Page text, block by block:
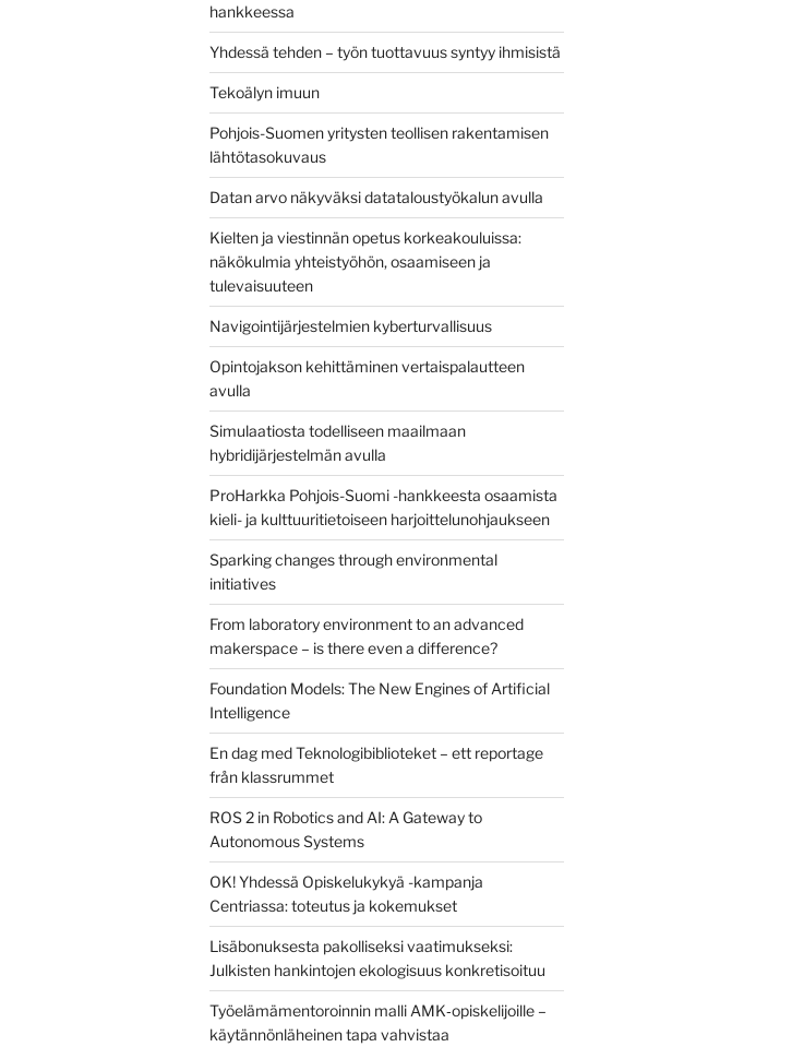
hankkeessa
Yhdessä tehden – työn tuottavuus syntyy ihmisistä
Tekoälyn imuun
Pohjois-Suomen yritysten teollisen rakentamisen
lähtötasokuvaus
Datan arvo näkyväksi datataloustyökalun avulla
Kielten ja viestinnän opetus korkeakouluissa:
näkökulmia yhteistyöhön, osaamiseen ja
tulevaisuuteen
Navigointijärjestelmien kyberturvallisuus
Opintojakson kehittäminen vertaispalautteen
avulla
Simulaatiosta todelliseen maailmaan
hybridijärjestelmän avulla
ProHarkka Pohjois-Suomi -hankkeesta osaamista
kieli- ja kulttuuritietoiseen harjoittelunohjaukseen
Sparking changes through environmental
initiatives
From laboratory environment to an advanced
makerspace – is there even a difference?
Foundation Models: The New Engines of Artificial
Intelligence
En dag med Teknologibiblioteket – ett reportage
från klassrummet
ROS 2 in Robotics and AI: A Gateway to
Autonomous Systems
OK! Yhdessä Opiskelukykyä -kampanja
Centriassa: toteutus ja kokemukset
Lisäbonuksesta pakolliseksi vaatimukseksi:
Julkisten hankintojen ekologisuus konkretisoituu
Työelämämentoroinnin malli AMK‑opiskelijoille –
käytännönläheinen tapa vahvistaa